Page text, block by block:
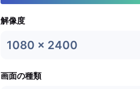
解像度
1080 x 2400
画面の種類